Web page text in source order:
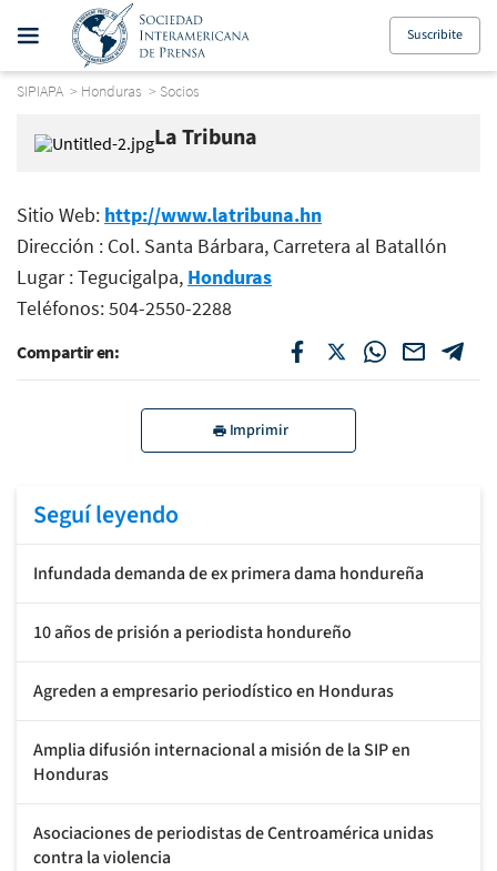
Suscribite
SIPIAPA > Honduras > Socios
La Tribuna
Sitio Web: http://www.latribuna.hn
Dirección : Col. Santa Bárbara, Carretera al Batallón
Lugar : Tegucigalpa, Honduras
Teléfonos: 504-2550-2288
Compartir en:
Imprimir
Seguí leyendo
Infundada demanda de ex primera dama hondureña
10 años de prisión a periodista hondureño
Agreden a empresario periodístico en Honduras
Amplia difusión internacional a misión de la SIP en
Honduras
Asociaciones de periodistas de Centroamérica unidas
contra la violencia